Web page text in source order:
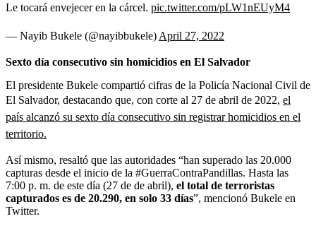
Le tocará envejecer en la cárcel. pic.twitter.com/pLW1nEUyM4
— Nayib Bukele (@nayibbukele) April 27, 2022
Sexto día consecutivo sin homicidios en El Salvador
El presidente Bukele compartió cifras de la Policía Nacional Civil de
El Salvador, destacando que, con corte al 27 de abril de 2022, el
país alcanzó su sexto día consecutivo sin registrar homicidios en el
territorio.
Así mismo, resaltó que las autoridades “han superado las 20.000
capturas desde el inicio de la #GuerraContraPandillas. Hasta las
7:00 p. m. de este día (27 de de abril), el total de terroristas
capturados es de 20.290, en solo 33 días”, mencionó Bukele en
Twitter.